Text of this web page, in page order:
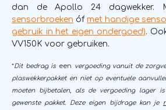
dan de Apollo 24 dagwekker.
sensorbroeken óf met handige
gebruik in het eigen ondergoed).
VV150K voor gebruiken.
*Dit bedrag is een
vergoeding vanuit de
plaswekkerpakket en niet op eventuele
moeten bijbetalen, als de vergoeding lager
gewenste pakket. Deze eigen bijdrage kan je